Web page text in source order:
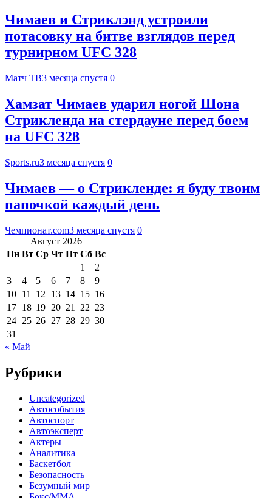
Чимаев и Стриклэнд устроили
потасовку на битве взглядов перед
турнирном UFC 328
Матч ТВ3 месяца спустя 0
Хамзат Чимаев ударил ногой Шона
Стрикленда на стердауне перед боем
на UFC 328
Sports.ru3 месяца спустя 0
Чимаев — о Стрикленде: я буду твоим
папочкой каждый день
Чемпионат.com3 месяца спустя 0
Август 2026
Пн Вт Ср Чт Пт Сб Вс
1
2
3
4 5 6 7 8
9
10 11 12 13 14 15 16
17 18 19 20 21 22 23
24 25 26 27 28 29 30
31
« Май
Рубрики
Uncategorized
Автособытия
Автоспорт
Автоэксперт
Актеры
Аналитика
Баскетбол
Безопасность
Безумный мир